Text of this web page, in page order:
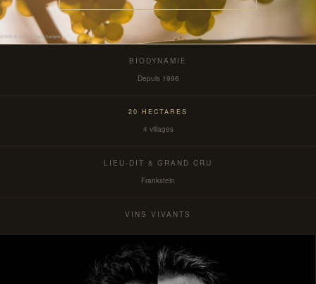
BIODYNAMIE
Depuis 1996
20 HECTARES
4 villages
LIEU-DIT & GRAND CRU
Frankstein
VINS VIVANTS